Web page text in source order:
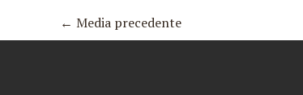
← Media precedente